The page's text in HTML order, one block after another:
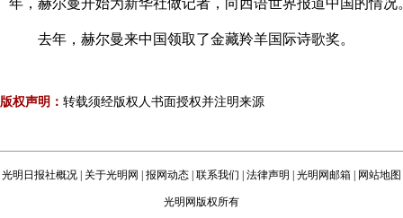
年，赫尔曼开始为新华社做记者，向西语世界报道中国的情况
去年，赫尔曼来中国领取了金藏羚羊国际诗歌奖。
版权声明： 转载须经版权人书面授权并注明来源
光明日报社概况 关于光明网 报网动态 联系我们 法律声明 光明网邮箱 网站地图
光明网版权所有